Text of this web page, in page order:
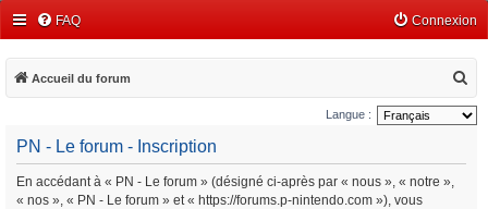
FAQ Connexion
Accueil du forum
e
c
Langue :
PN - Le forum - Inscription
En accédant à « PN - Le forum » (désigné ci-après par « nous », « notre »,
« nos », « PN - Le forum » et « https://forums.p-nintendo.com »), vous